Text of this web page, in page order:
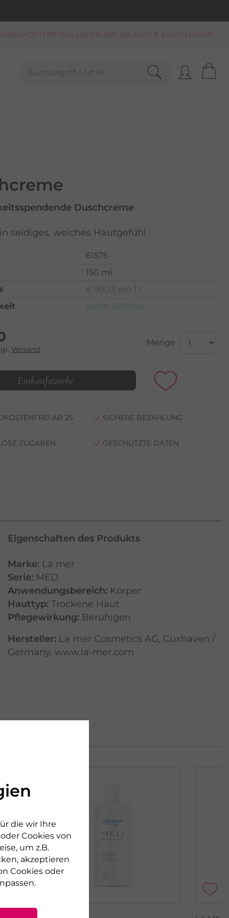
die wir Ihre
Cookies von
um z.B.
akzeptieren
Cookies oder
KAUF AUF RECHNUNG**, LASTSCHRIFT
FREUNDLICHER SERVICE 0800-808159
GEPRÜFTER, ZERTIFIZIERTER SHOP
Duschcreme
seidiges, weiches Hautgefühl
61575
150 ml
€ 99,33 pro 1 l
sofort lieferbar
Versand
Menge
Einkaufstasche
AB 25
SICHERE BEZAHLUNG
ZUGABEN GESCHÜTZTE DATEN
Eigenschaften des Produkts
Marke: La mer
Serie: MED
Anwendungsbereich: Körper
Hauttyp: Trockene Haut
Pflegewirkung: Beruhigen
Hersteller: La mer Cosmetics AG, Cuxhaven /
Germany, www.la-mer.com